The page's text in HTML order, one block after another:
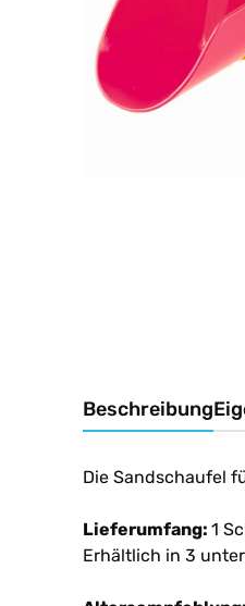
Beschreibung
Die Sandschaufel
Lieferumfang: 1
Erhältlich in 3